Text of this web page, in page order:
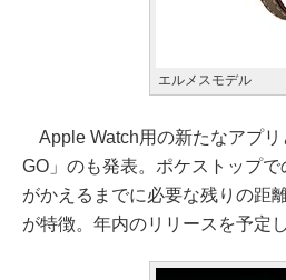
エルメスモデル
Apple Watch用の新たなアプ
GO」のも発表。ポケストップ
がかえるまでに必要な残りの距
が特徴。年内のリリースを予定